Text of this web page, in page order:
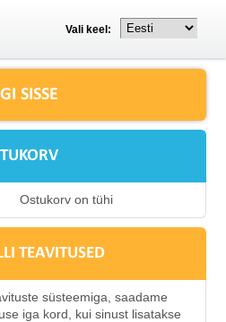
Vali keel:
SISSE
Ostukorv on tühi
TEAVITUSED
süsteemiga, saadame
iga kord, kui sinust lisatakse